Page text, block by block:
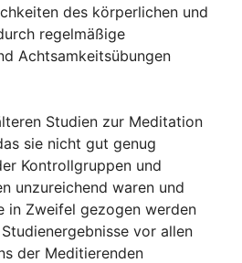
des körperlichen und
regelmäßige
Achtsamkeitsübungen
Studien zur Meditation
sie nicht gut genug
Kontrollgruppen und
unzureichend waren und
in Zweifel gezogen werden
vor allen
der Meditierenden